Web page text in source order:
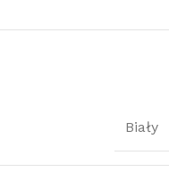
Biały